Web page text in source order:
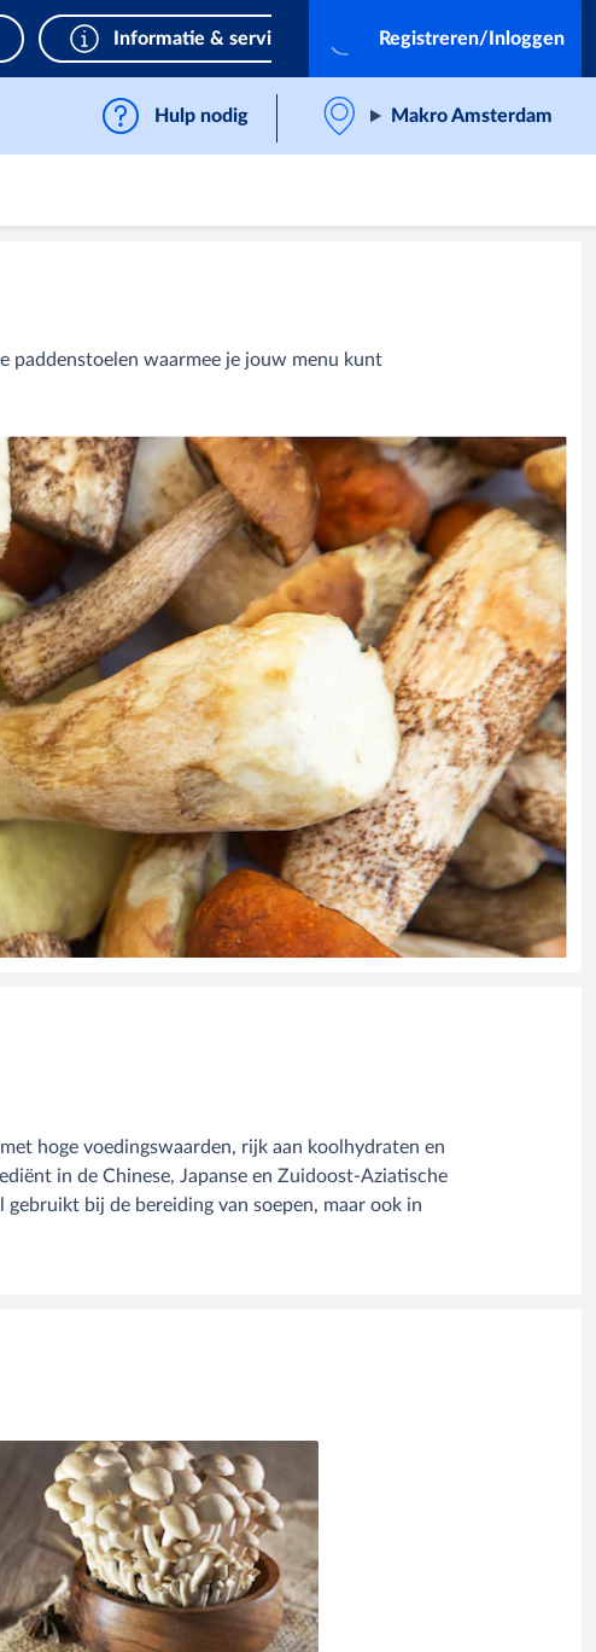
Informatie & services Registreren/Inloggen
Hulp nodig Makro Amsterdam
paddenstoelen waarmee je jouw menu kunt
hoge voedingswaarden, rijk aan koolhydraten en
in de Chinese, Japanse en Zuidoost-Aziatische
gebruikt bij de bereiding van soepen, maar ook in